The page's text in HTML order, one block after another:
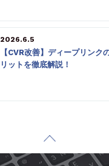
2026.6.5
【CVR改善】ディープリンク
リットを徹底解説！